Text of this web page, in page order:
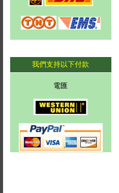
我們支持以下付款
電匯